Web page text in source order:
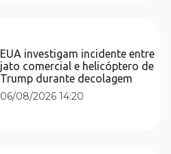
EUA investigam incidente entre
jato comercial e helicóptero de
Trump durante decolagem
06/08/2026 14:20